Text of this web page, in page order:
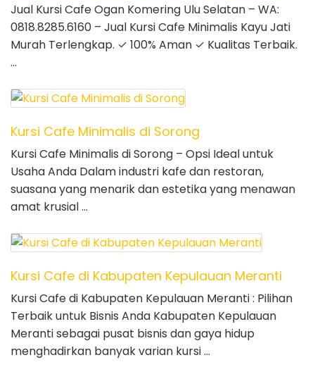
Jual Kursi Cafe Ogan Komering Ulu Selatan – WA:
0818.8285.6160 – Jual Kursi Cafe Minimalis Kayu Jati
Murah Terlengkap. ✓ 100% Aman ✓ Kualitas Terbaik.
…
Kursi Cafe Minimalis di Sorong
Kursi Cafe Minimalis di Sorong – Opsi Ideal untuk
Usaha Anda Dalam industri kafe dan restoran,
suasana yang menarik dan estetika yang menawan
amat krusial …
Kursi Cafe di Kabupaten Kepulauan Meranti
Kursi Cafe di Kabupaten Kepulauan Meranti : Pilihan
Terbaik untuk Bisnis Anda Kabupaten Kepulauan
Meranti sebagai pusat bisnis dan gaya hidup
menghadirkan banyak varian kursi …